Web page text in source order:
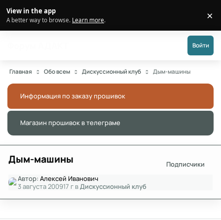
View in the app
A better way to browse. Learn more. ×
Войти
Главная Обо всем Дискуссионный клуб Дым-машины
Информация по заказу прошивок
Магазин прошивок в телеграме
Дым-машины
Подписчики
Автор:Алексей Иванович
3 августа 200917 г вДискуссионный клуб